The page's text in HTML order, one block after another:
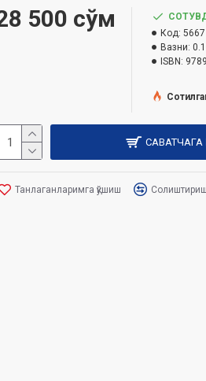
500 сўм
Код: 5667
Вазни:
ISBN:
Танлаганларимга қўшиш